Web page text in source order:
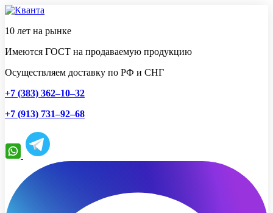
10 лет на рынке
Имеются ГОСТ на продаваемую продукцию
Осуществляем доставку по РФ и СНГ
+7 (383) 362–10–32
+7 (913) 731–92–68